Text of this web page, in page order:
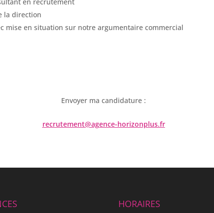
la direction
mise en situation sur notre argumentaire commercial
Envoyer ma candidature :
recrutement@agence-horizonplus.fr
HORAIRES